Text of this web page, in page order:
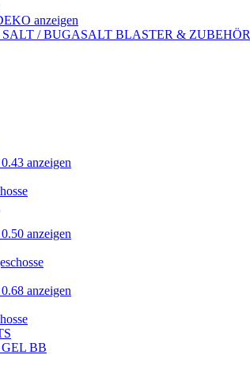
anzeigen
/ BUGASALT BLASTER & ZUBEHÖR
anzeigen
anzeigen
anzeigen
BB